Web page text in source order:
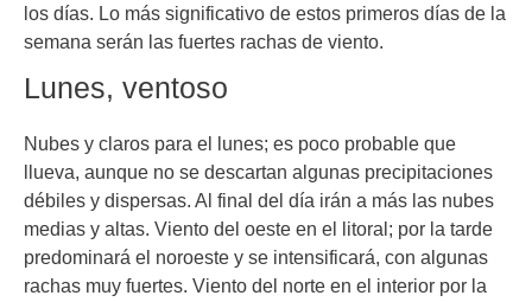
los días. Lo más significativo de estos primeros días de la
semana serán las fuertes rachas de viento.
Lunes, ventoso
Nubes y claros para el lunes; es poco probable que
llueva, aunque no se descartan algunas precipitaciones
débiles y dispersas. Al final del día irán a más las nubes
medias y altas. Viento del oeste en el litoral; por la tarde
predominará el noroeste y se intensificará, con algunas
rachas muy fuertes. Viento del norte en el interior por la